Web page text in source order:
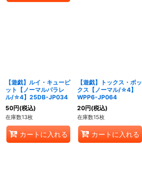
【遊戯】ルイ・キューピ
ット【ノーマルパラレ
ル/☆4】25DB-JP034
50円(税込)
在庫数13枚
カートに入れる
【遊戯】トックス・ボッ
クス【ノーマル/☆4】
WPP6-JP064
20円(税込)
在庫数15枚
カートに入れる